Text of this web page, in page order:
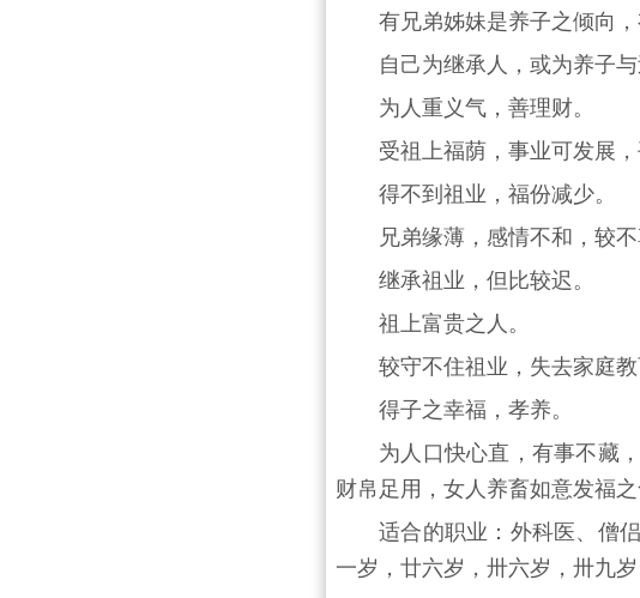
有兄弟姊妹是养子之倾向
自己为继承人，或为养子与
为人重义气，善理财。
受祖上福荫，事业可发展，
得不到祖业，福份减少。
兄弟缘薄，感情不和，较不
继承祖业，但比较迟。
祖上富贵之人。
较守不住祖业，失去家庭教
得子之幸福，孝养。
为人口快心直，有事不藏
财帛足用，女人养畜如意发福之
适合的职业：外科医、僧
一岁，廿六岁，卅六岁，卅九